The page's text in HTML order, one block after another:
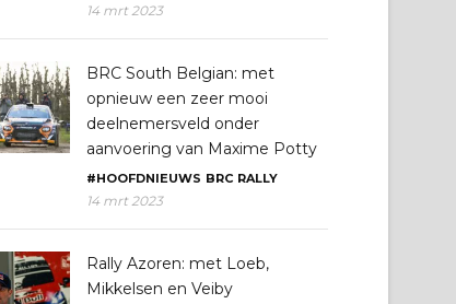
14 mrt 2023
BRC South Belgian: met
opnieuw een zeer mooi
deelnemersveld onder
aanvoering van Maxime Potty
#HOOFDNIEUWS BRC RALLY
14 mrt 2023
Rally Azoren: met Loeb,
Mikkelsen en Veiby